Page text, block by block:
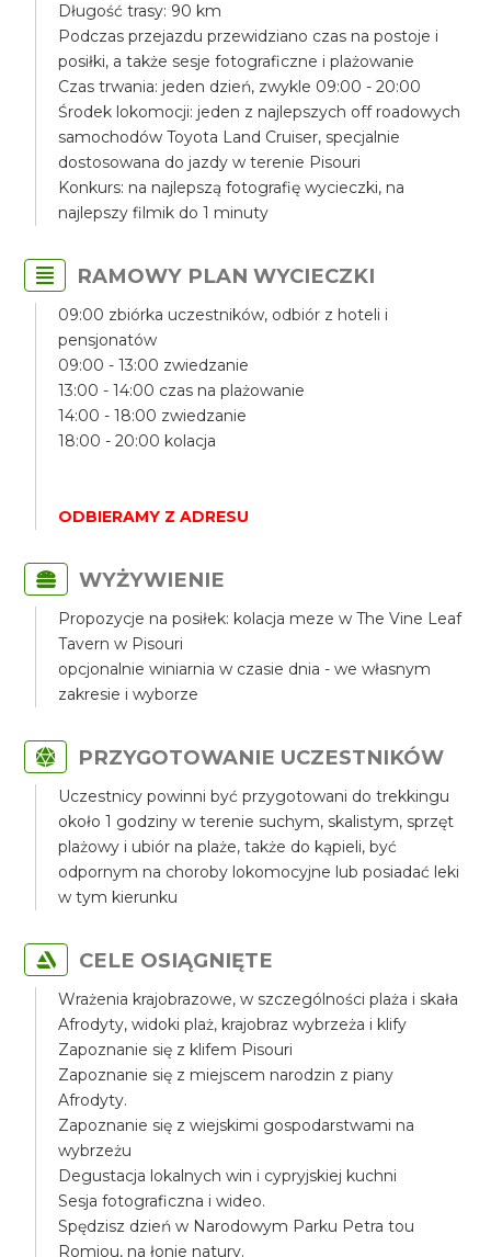
Długość trasy: 90 km
Podczas przejazdu przewidziano czas na postoje i
posiłki, a także sesje fotograficzne i plażowanie
Czas trwania: jeden dzień, zwykle 09:00 - 20:00
Środek lokomocji: jeden z najlepszych off roadowych
samochodów Toyota Land Cruiser, specjalnie
dostosowana do jazdy w terenie Pisouri
Konkurs: na najlepszą fotografię wycieczki, na
najlepszy filmik do 1 minuty
RAMOWY PLAN WYCIECZKI
09:00 zbiórka uczestników, odbiór z hoteli i
pensjonatów
09:00 - 13:00 zwiedzanie
13:00 - 14:00 czas na plażowanie
14:00 - 18:00 zwiedzanie
18:00 - 20:00 kolacja
ODBIERAMY Z ADRESU
WYŻYWIENIE
Propozycje na posiłek: kolacja meze w The Vine Leaf
Tavern w Pisouri
opcjonalnie winiarnia w czasie dnia - we własnym
zakresie i wyborze
PRZYGOTOWANIE UCZESTNIKÓW
Uczestnicy powinni być przygotowani do trekkingu
około 1 godziny w terenie suchym, skalistym, sprzęt
plażowy i ubiór na plaże, także do kąpieli, być
odpornym na choroby lokomocyjne lub posiadać leki
w tym kierunku
CELE OSIĄGNIĘTE
Wrażenia krajobrazowe, w szczególności plaża i skała
Afrodyty, widoki plaż, krajobraz wybrzeża i klify
Zapoznanie się z klifem Pisouri
Zapoznanie się z miejscem narodzin z piany
Afrodyty.
Zapoznanie się z wiejskimi gospodarstwami na
wybrzeżu
Degustacja lokalnych win i cypryjskiej kuchni
Sesja fotograficzna i wideo.
Spędzisz dzień w Narodowym Parku Petra tou
Romiou, na łonie natury.